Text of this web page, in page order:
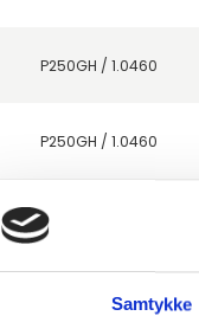
Samtykke
P250GH / 1.0460
P250GH / 1.0460
P250GH / 1.0460
P250GH / 1.0460